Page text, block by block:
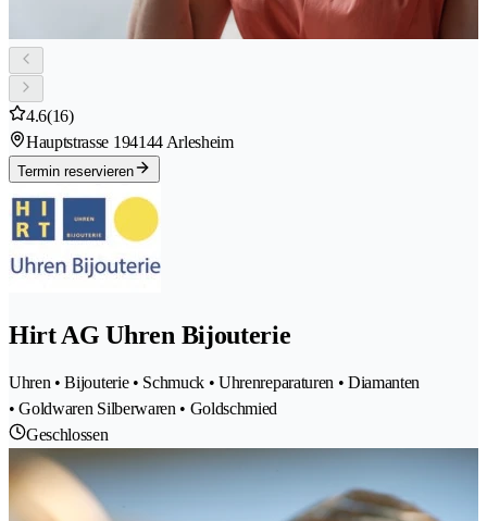
4.6(16)
Hauptstrasse 194144 Arlesheim
Termin reservieren
Hirt AG Uhren Bijouterie
Uhren • Bijouterie • Schmuck • Uhrenreparaturen • Diamanten
• Goldwaren Silberwaren • Goldschmied
Geschlossen